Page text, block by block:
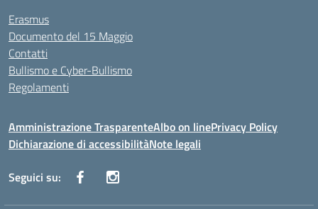
Erasmus
Documento del 15 Maggio
Contatti
Bullismo e Cyber-Bullismo
Regolamenti
Amministrazione TrasparenteAlbo on linePrivacy Policy
Dichiarazione di accessibilitàNote legali
Seguici su: